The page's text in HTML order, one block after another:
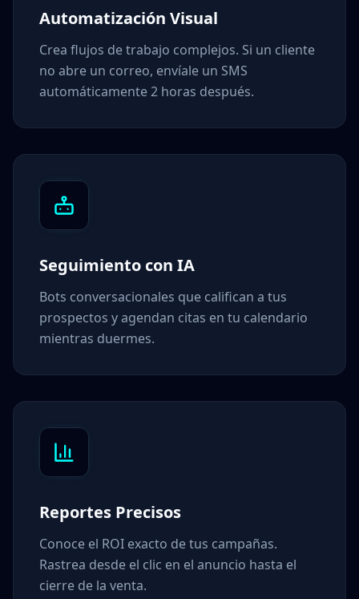
Automatización Visual
Crea flujos de trabajo complejos. Si un cliente
no abre un correo, envíale un SMS
automáticamente 2 horas después.
Seguimiento con IA
Bots conversacionales que califican a tus
prospectos y agendan citas en tu calendario
mientras duermes.
Reportes Precisos
Conoce el ROI exacto de tus campañas.
Rastrea desde el clic en el anuncio hasta el
cierre de la venta.